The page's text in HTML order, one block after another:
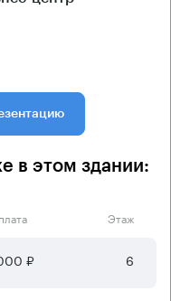
в этом здании:
Этаж
₽ 6